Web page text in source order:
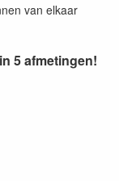
van elkaar
5 afmetingen!